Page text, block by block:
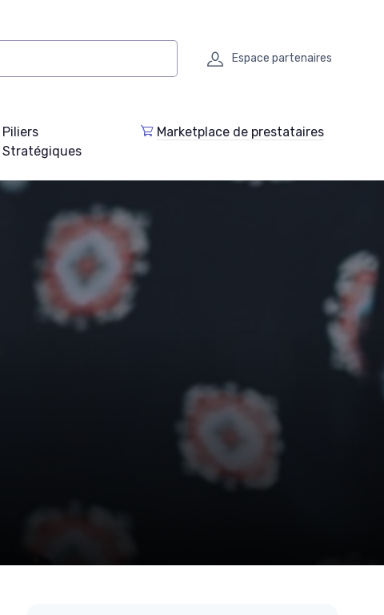
Espace partenaires
Piliers
Stratégiques
Marketplace de prestataires